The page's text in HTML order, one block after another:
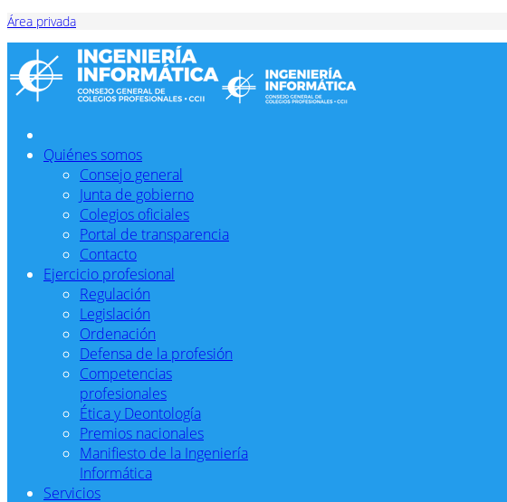
Área privada
Quiénes somos
Consejo general
Junta de gobierno
Colegios oficiales
Portal de transparencia
Contacto
Ejercicio profesional
Regulación
Legislación
Ordenación
Defensa de la profesión
Competencias
profesionales
Ética y Deontología
Premios nacionales
Manifiesto de la Ingeniería
Informática
Servicios